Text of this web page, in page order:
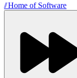
//Home of Software